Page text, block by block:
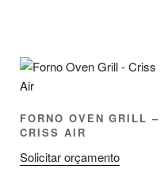
FORNO OVEN GRILL –
CRISS AIR
Solicitar orçamento